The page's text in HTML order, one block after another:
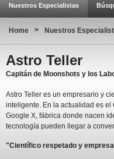
Nuestros Especialistas
Home > Nuestros
Astro Teller
Capitán de Moonshots y los
Astro Teller es un empresario y
inteligente. En la actualidad es
Google X, fábrica donde nacen
tecnología pueden llegar a
"Científico respetado y